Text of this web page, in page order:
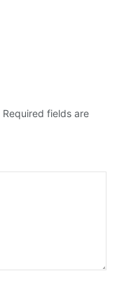
Required fields are